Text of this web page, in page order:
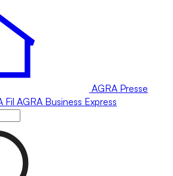
AGRA Presse
Fil AGRA Business Express